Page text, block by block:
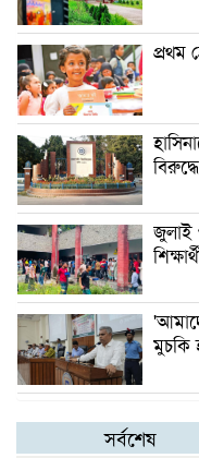
প্রথম
জুলাই
মুচকি
সর্বশেষ